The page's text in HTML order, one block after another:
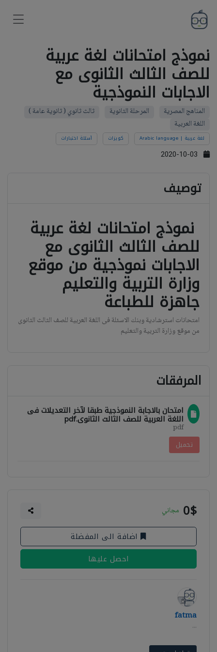
نموذج امتحانات لغة عربية
للصف الثالث الثانوى مع
الاجابات النموذجية
المناهج المصرية المرحلة الثانوية
ثالث ثانوي ( ثانوية عامة )
اللغة العربية
لغة عربية | Arabic language كويزات أسئلة اختبارات
توصيف
نموذج امتحانات لغة عربية
للصف الثالث الثانوى مع
الاجابات نموذجية من موقع
وزارة التربية والتعليم
جاهزة للطباعة
امتحانات استرشادية وبنك الاسئلة فى اللغة العربية للصف الثالث الثانوى
من موقع وزارة التربية والتعليم
المرفقات
امتحان بالاجابة النموذجية طبقا لآخر التعديلات فى
اللغة العربية للصف الثالث الثانوى.pdf
pdf
تحميل
0$ مجاني
اضافة الى المفضلة
احصل عليها
fatma
...